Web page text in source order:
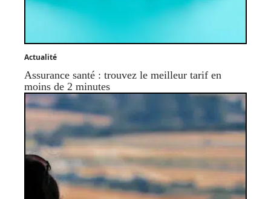
Actualité
Assurance santé : trouvez le meilleur tarif en
moins de 2 minutes